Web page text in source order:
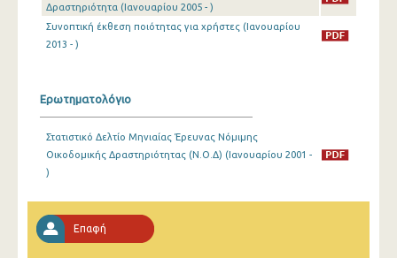
Απριλίου 2025
Ιανουαρίου 2025
Δεκεμβρίου 2024
Οκτωβρίου 2024
Σεπτεμβρίου 2024
Δραστηριότητα (Ιανουαρίου 2005 - )
Συνοπτική έκθεση ποιότητας για χρήστες (Ιανουαρίου
2013 - )
Ερωτηματολόγιο
Στατιστικό Δελτίο Μηνιαίας Έρευνας Νόμιμης
Οικοδομικής Δραστηριότητας (Ν.Ο.Δ) (Ιανουαρίου 2001 -
)
Επαφή